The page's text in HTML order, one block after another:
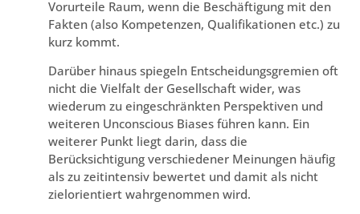
Vorurteile Raum, wenn die Beschäftigung mit den
Fakten (also Kompetenzen, Qualifikationen etc.) zu
kurz kommt.
Darüber hinaus spiegeln Entscheidungsgremien oft
nicht die Vielfalt der Gesellschaft wider, was
wiederum zu eingeschränkten Perspektiven und
weiteren Unconscious Biases führen kann. Ein
weiterer Punkt liegt darin, dass die
Berücksichtigung verschiedener Meinungen häufig
als zu zeitintensiv bewertet und damit als nicht
zielorientiert wahrgenommen wird.